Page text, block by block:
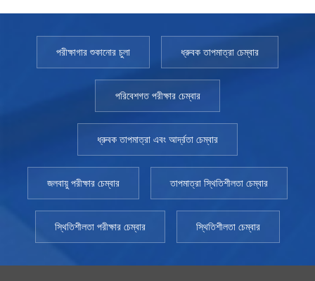
পরীক্ষাগার শুকানোর চুলা ধ্রুবক তাপমাত্রা চেম্বার
পরিবেশগত পরীক্ষার চেম্বার
ধ্রুবক তাপমাত্রা এবং আর্দ্রতা চেম্বার
জলবায়ু পরীক্ষার চেম্বার তাপমাত্রা স্থিতিশীলতা চেম্বার
স্থিতিশীলতা পরীক্ষার চেম্বার স্থিতিশীলতা চেম্বার